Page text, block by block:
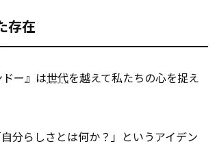
存在
ー』は世代を越えて私たちの心を捉え
分らしさとは何か？」というアイデン